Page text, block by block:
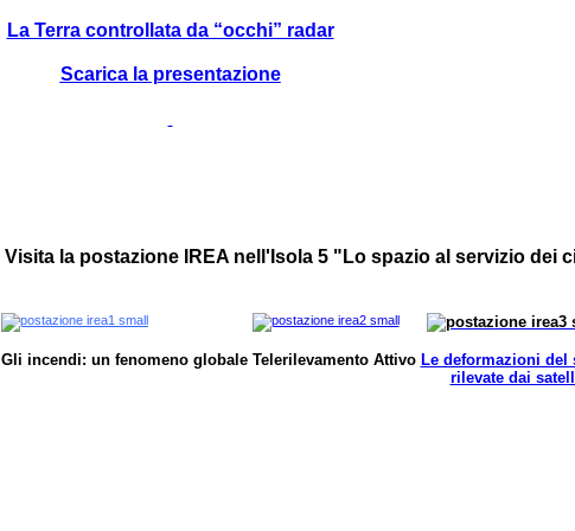
La Terra controllata da “occhi” radar
Scarica la presentazione
Visita la postazione IREA nell'Isola 5 "Lo spazio al servizio dei
Gli incendi: un fenomeno globale Telerilevamento Attivo Le deformazioni del
rilevate dai